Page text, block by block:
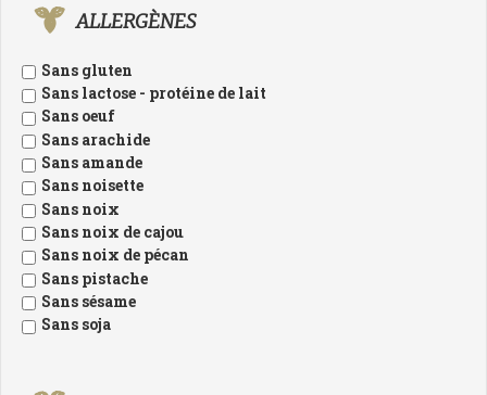
ALLERGÈNES
Sans gluten
Sans lactose - protéine de lait
Sans oeuf
Sans arachide
Sans amande
Sans noisette
Sans noix
Sans noix de cajou
Sans noix de pécan
Sans pistache
Sans sésame
Sans soja